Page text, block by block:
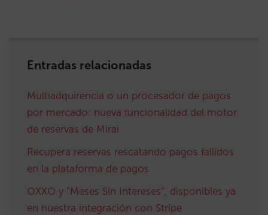
Entradas relacionadas
Multiadquirencia o un procesador de pagos
por mercado: nueva funcionalidad del motor
de reservas de Mirai
Recupera reservas rescatando pagos fallidos
en la plataforma de pagos
OXXO y “Meses Sin Intereses”, disponibles ya
en nuestra integración con Stripe